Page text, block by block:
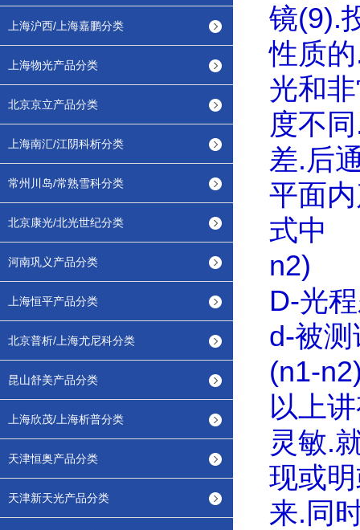
上海沪西/上海嘉鹏分类
上海物光产品分类
北京京立产品分类
上海南汇/江阴科析分类
常州川岛/常熟雪科分类
北京康光/北光世纪分类
河南巩义产品分类
上海恒平产品分类
北京普析/上海尤尼科分类
昆山舒美产品分类
上海欣茂/上海析普分类
天津恒奥产品分类
天津新天光产品分类
镜(9).
性质的
光和
度不同
差.后
平面
式中
n2)
D-光
d-被测
(n1-
以上
灵敏.
现或
来. 同